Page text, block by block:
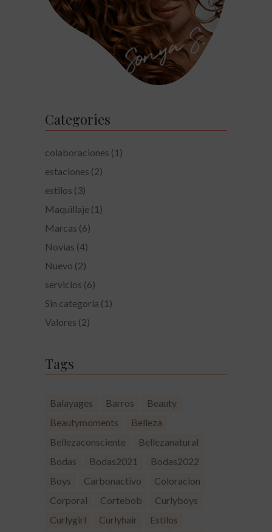
Categories
colaboraciones (1)
estaciones (2)
estilos (3)
Maquillaje (1)
Marcas (6)
Novias (4)
Nuevo (2)
servicios (6)
Sin categoría (1)
Valores (2)
Tags
Balayages Barros
Beauty
Beautymoments
Belleza
Bellezaconsciente
Bellezanatural
Bodas
Bodas2021
Bodas2022
Boys
Carbonactivo
Coloracion
Corporal
Cortebob
Curlyboys
Curlygirl
Curlyhair
Estilos